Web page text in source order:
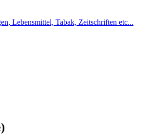
Lebensmittel, Tabak, Zeitschriften etc...